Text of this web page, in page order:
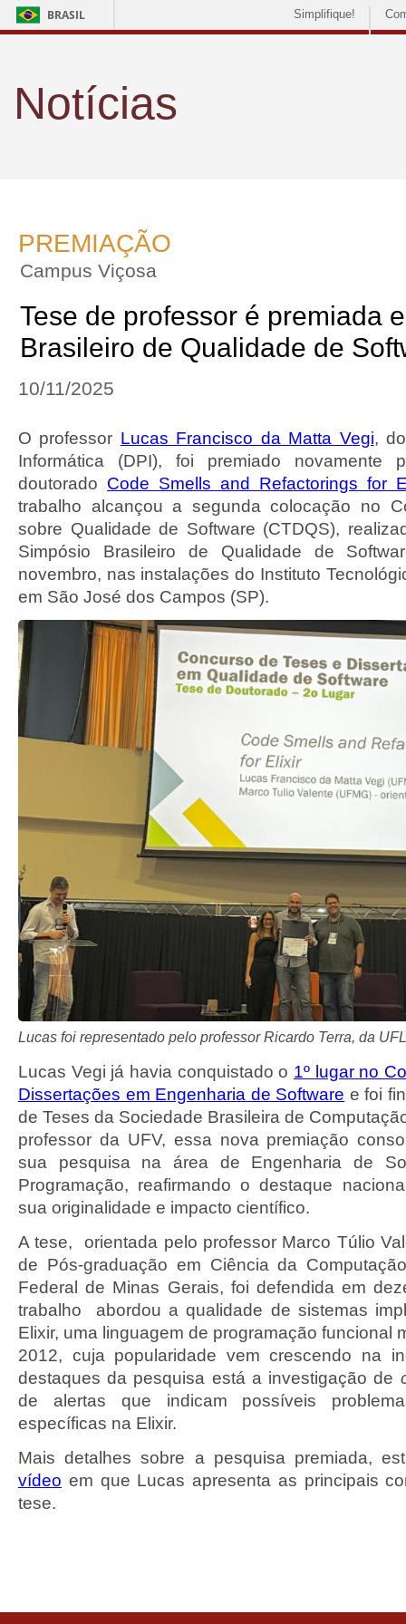
BRASIL Simplifique!
Notícias
PREMIAÇÃO
Campus Viçosa
Tese de professor é premiada
Brasileiro de Qualidade de
10/11/2025
O professor Lucas Francisco da Matta Vegi,
Informática (DPI), foi premiado novamente
doutorado Code Smells and Refactorings for
trabalho alcançou a segunda colocação no
sobre Qualidade de Software (CTDQS),
Simpósio Brasileiro de Qualidade de
novembro, nas instalações do Instituto
em São José dos Campos (SP).
Lucas foi representado pelo professor Ricardo Terra, da
Lucas Vegi já havia conquistado o 1º lugar no
Dissertações em Engenharia de Software e foi
de Teses da Sociedade Brasileira de
professor da UFV, essa nova premiação
sua pesquisa na área de Engenharia de
Programação, reafirmando o destaque
sua originalidade e impacto científico.
A tese, orientada pelo professor Marco Túlio
de Pós-graduação em Ciência da
Federal de Minas Gerais, foi defendida em
trabalho abordou a qualidade de sistemas
Elixir, uma linguagem de programação funcional
2012, cuja popularidade vem crescendo na
destaques da pesquisa está a investigação de
de alertas que indicam possíveis
específicas na Elixir.
Mais detalhes sobre a pesquisa premiada,
vídeo em que Lucas apresenta as principais
tese.